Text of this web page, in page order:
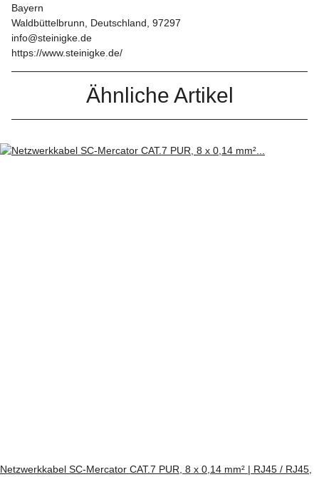
Bayern
Waldbüttelbrunn, Deutschland, 97297
info@steinigke.de
https://www.steinigke.de/
Ähnliche Artikel
Netzwerkkabel SC-Mercator CAT.7 PUR, 8 x 0,14 mm² | RJ45 / RJ45,